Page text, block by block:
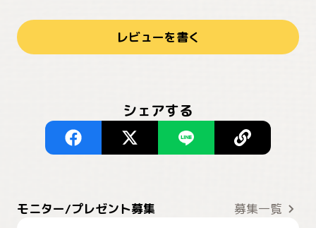
レビューを書く
シェアする
モニター/プレゼント募集 募集一覧